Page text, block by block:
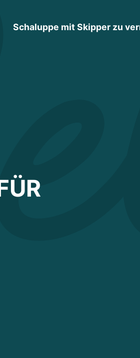
Schaluppe mit Skipper zu